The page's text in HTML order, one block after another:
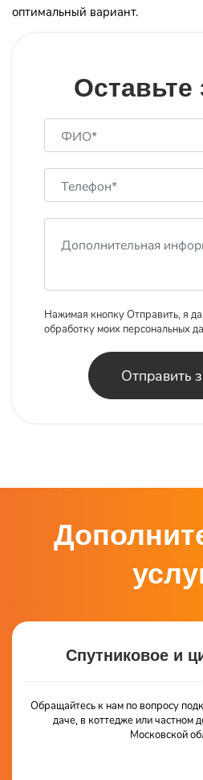
оптимальный вариант.
Оставьте
Нажимая кнопку Отправить, я
обработку моих персональных
Отправить
Спутниковое и
Обращайтесь к нам по вопросу
даче, в коттедже или частном
Московской